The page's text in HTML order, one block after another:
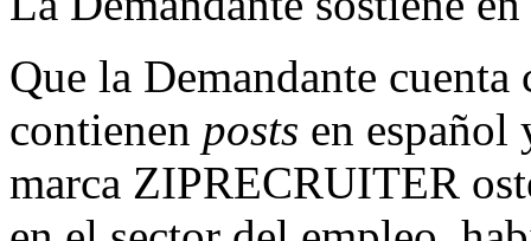
Que la Demandante
contienen posts en español
marca ZIPRECRUITER